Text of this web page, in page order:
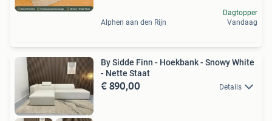
Alphen aan den Rijn
Dagtopper
Vandaag
By Sidde Finn - Hoekbank - Snowy White
- Nette Staat
€ 890,00 Details